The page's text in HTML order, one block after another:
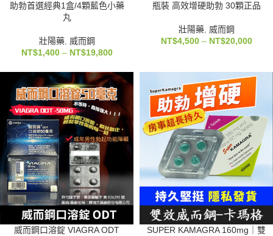
助勃首選經典1盒/4顆藍色小藥
丸
壯陽藥, 威而鋼
NT$1,400 – NT$19,800
瓶裝 高效增硬助勃 30顆正品
壯陽藥, 威而鋼
NT$4,500 – NT$20,000
威而鋼口溶錠 VIAGRA ODT
SUPER KAMAGRA 160mg｜雙